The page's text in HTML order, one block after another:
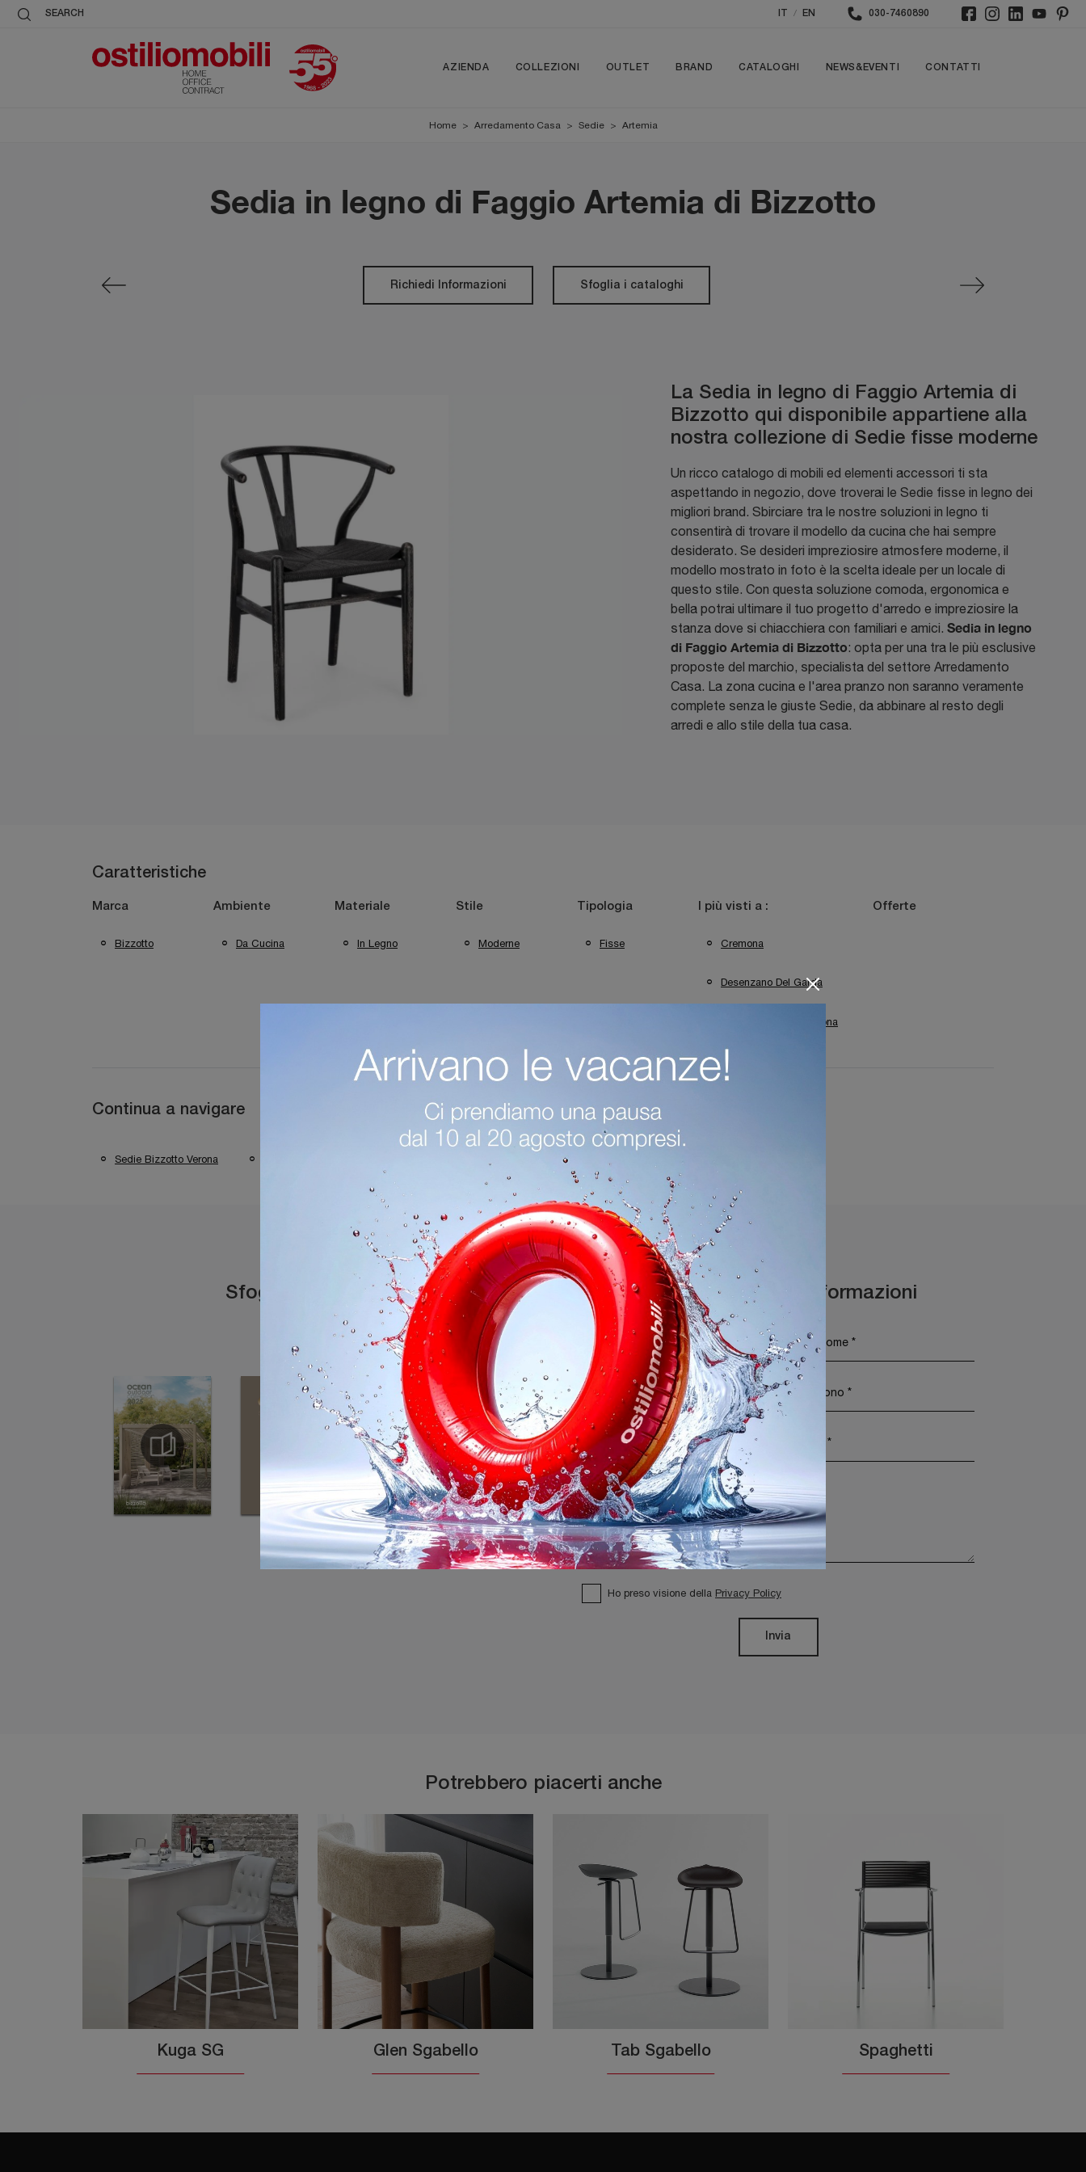
SEARCH / EN 030-7460890
AZIENDA COLLEZIONI OUTLET BRAND CATALOGHI NEWS&EVENTI CONTATTI
Home > Arredamento Casa > Sedie > Artemia
Sedia in legno di Faggio Artemia di Bizzotto
Richiedi Informazioni Sfoglia i cataloghi
La Sedia in legno di Faggio Artemia di
Bizzotto qui disponibile appartiene alla
nostra collezione di Sedie fisse moderne
Un ricco catalogo di mobili ed elementi accessori ti sta
aspettando in negozio, dove troverai le Sedie fisse in legno dei
migliori brand. Sbirciare tra le nostre soluzioni in legno ti
consentirà di trovare il modello da cucina che hai sempre
desiderato. Se desideri impreziosire atmosfere moderne, il
modello mostrato in foto è la scelta ideale per un locale di
questo stile. Con questa soluzione comoda, ergonomica e
bella potrai ultimare il tuo progetto d'arredo e impreziosire la
stanza dove si chiacchiera con familiari e amici. Sedia in legno
di Faggio Artemia di Bizzotto: opta per una tra le più esclusive
proposte del marchio, specialista del settore Arredamento
Casa. La zona cucina e l'area pranzo non saranno veramente
complete senza le giuste Sedie, da abbinare al resto degli
arredi e allo stile della tua casa.
Caratteristiche
Marca
Bizzotto
Ambiente
Da Cucina
Materiale
In Legno
Stile
Moderne
Tipologia
Fisse
I più visti a :
Cremona
Desenzano Del Garda
Verona
Offerte
Continua a navigare
Sedie Bizzotto Verona Sedie Bizzotto Mantova
Sfoglia i cataloghi Richiedi Maggiori Informazioni
Ho preso visione della Privacy Policy
Invia
Potrebbero piacerti anche
Kuga SG Glen Sgabello Tab Sgabello Spaghetti